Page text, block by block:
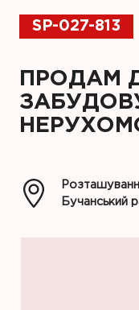
SP-027-813
ПРОДАМ
Бучанський